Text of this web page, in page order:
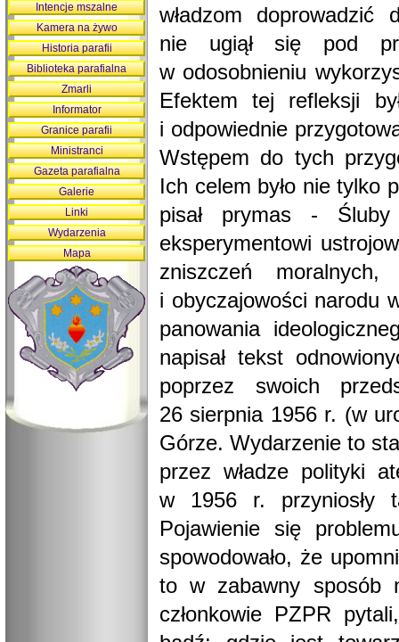
władzom
nie ugiął się pod
w odosobnieniu
Efektem tej refleksji
i odpowiednie
Wstępem do tych
Ich celem było nie tylko
pisał prymas - Śluby
eksperymentowi
zniszczeń
i obyczajowości narodu
panowania
napisał tekst
poprzez swoich
26 sierpnia 1956 r. (w
Górze. Wydarzenie to
przez władze polityki
w 1956 r. przyniosły
Pojawienie się
spowodowało, że
to w zabawny sposób
członkowie PZPR
Intencje mszalne
Kamera na żywo
Historia parafii
Biblioteka parafialna
Zmarli
Informator
Granice parafii
Ministranci
Gazeta parafialna
Galerie
Linki
Wydarzenia
Mapa